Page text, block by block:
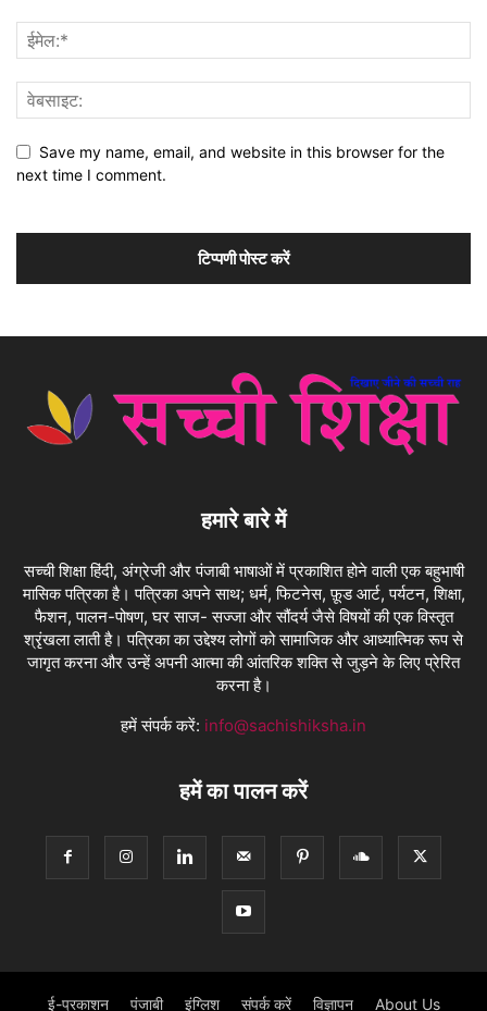
Save my name, email, and website in this browser for the
next time I comment.
हमारे बारे में
सच्ची शिक्षा हिंदी, अंग्रेजी और पंजाबी भाषाओं में प्रकाशित होने वाली एक बहुभाषी
मासिक पत्रिका है। पत्रिका अपने साथ; धर्म, फिटनेस, फ़ूड आर्ट, पर्यटन, शिक्षा,
फैशन, पालन-पोषण, घर साज- सज्जा और सौंदर्य जैसे विषयों की एक विस्तृत
श्रृंखला लाती है। पत्रिका का उद्देश्य लोगों को सामाजिक और आध्यात्मिक रूप से
जागृत करना और उन्हें अपनी आत्मा की आंतरिक शक्ति से जुड़ने के लिए प्रेरित
करना है।
हमें संपर्क करें: info@sachishiksha.in
हमें का पालन करें
ई-प्रकाशन पंजाबी इंग्लिश संपर्क करें विज्ञापन About Us